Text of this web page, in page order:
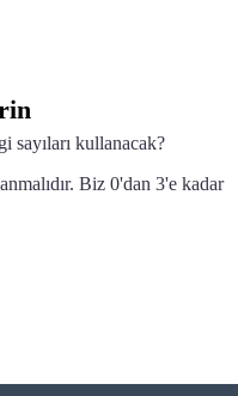
sayıları kullanacak?
Biz 0'dan 3'e kadar